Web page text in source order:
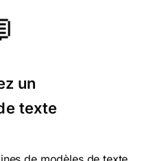
12/12/20 : Sympa
et d'illustrations
un
texte